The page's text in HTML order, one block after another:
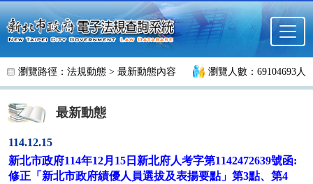
跳至主要內容
瀏覽路徑： 法規動態 > 最新動態內容 瀏覽人數：69104693人
最新動態
114.12.15
新北市政府114年12月15日新北府人考字第1142472639號函:
修正「新北市政府績優人員選拔及表揚要點」第3點、第4